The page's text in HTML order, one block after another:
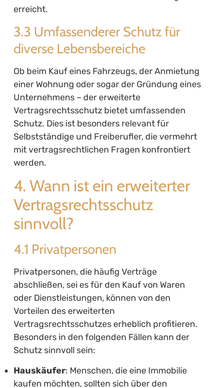
erreicht.
3.3 Umfassenderer Schutz für
diverse Lebensbereiche
Ob beim Kauf eines Fahrzeugs, der Anmietung
einer Wohnung oder sogar der Gründung eines
Unternehmens – der erweiterte
Vertragsrechtsschutz bietet umfassenden
Schutz. Dies ist besonders relevant für
Selbstständige und Freiberufler, die vermehrt
mit vertragsrechtlichen Fragen konfrontiert
werden.
4. Wann ist ein erweiterter
Vertragsrechtsschutz
sinnvoll?
4.1 Privatpersonen
Privatpersonen, die häufig Verträge
abschließen, sei es für den Kauf von Waren
oder Dienstleistungen, können von den
Vorteilen des erweiterten
Vertragsrechtsschutzes erheblich profitieren.
Besonders in den folgenden Fällen kann der
Schutz sinnvoll sein:
Hauskäufer: Menschen, die eine Immobilie
kaufen möchten, sollten sich über den